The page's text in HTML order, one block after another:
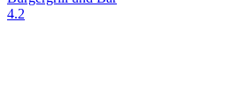
4.2